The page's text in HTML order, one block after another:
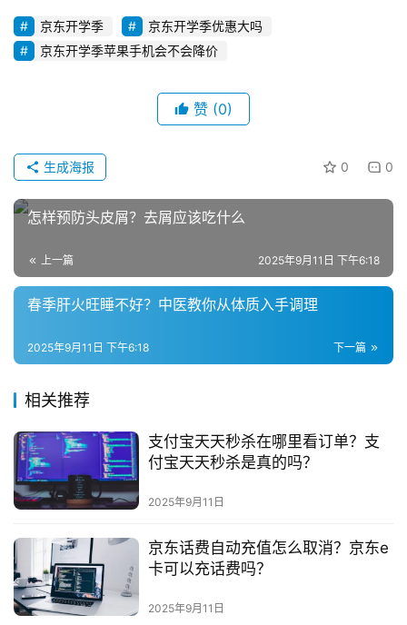
带
货
广
私
社
群
答
区
京东开学季
京东开学季优惠大吗
京东开学季苹果手机会不会降价
赞 (0)
0 0
生成海报
怎样预防头皮屑？去屑应该吃什么
上一篇 2025年9月11日 下午6:18
春季肝火旺睡不好？中医教你从体质入手调理
下一篇
2025年9月11日 下午6:18
相关推荐
支付宝天天秒杀在哪里看订单？支
付宝天天秒杀是真的吗？
2025年9月11日
京东话费自动充值怎么取消？京东e
卡可以充话费吗？
2025年9月11日